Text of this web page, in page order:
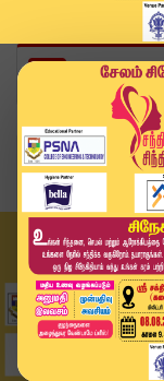
Home
தமிழ்நாடு
விஜய்க்கு